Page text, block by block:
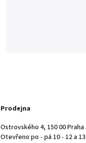
Prodejna
Ostrovského 4, 150 00 Praha
Otevřeno po - pá 10 - 12 a